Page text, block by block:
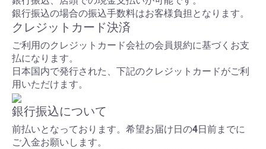
銀行振込の場合の振込手数料はお客様負担となります。
クレジットカード決済
ご利用のクレジットカード会社の会員規約に基づくお支
払になります。
日本国内で発行された、下記のクレジットカードがご利
用いただけます。
銀行振込について
前払いとなっております。希望お届け日の4日前までに
ご入金お願いします。